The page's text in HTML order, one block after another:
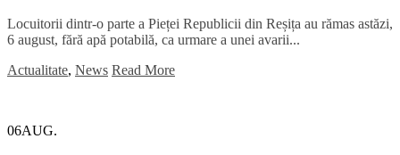
Locuitorii dintr-o parte a Pieței Republicii din Reșița au rămas astăzi,
6 august, fără apă potabilă, ca urmare a unei avarii...
Actualitate, News Read More
06AUG.